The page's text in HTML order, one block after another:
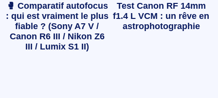
🥊 Comparatif autofocus
: qui est vraiment le plus
fiable ? (Sony A7 V /
Canon R6 III / Nikon Z6
III / Lumix S1 II)
Test Canon RF 14mm
f1.4 L VCM : un rêve en
astrophotographie